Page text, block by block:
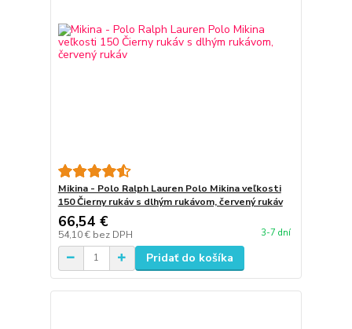
Mikina - Polo Ralph Lauren Polo Mikina veľkosti
150 Čierny rukáv s dlhým rukávom, červený rukáv
66,54 €
54,10 € bez DPH 3-7 dní
Pridať do košíka